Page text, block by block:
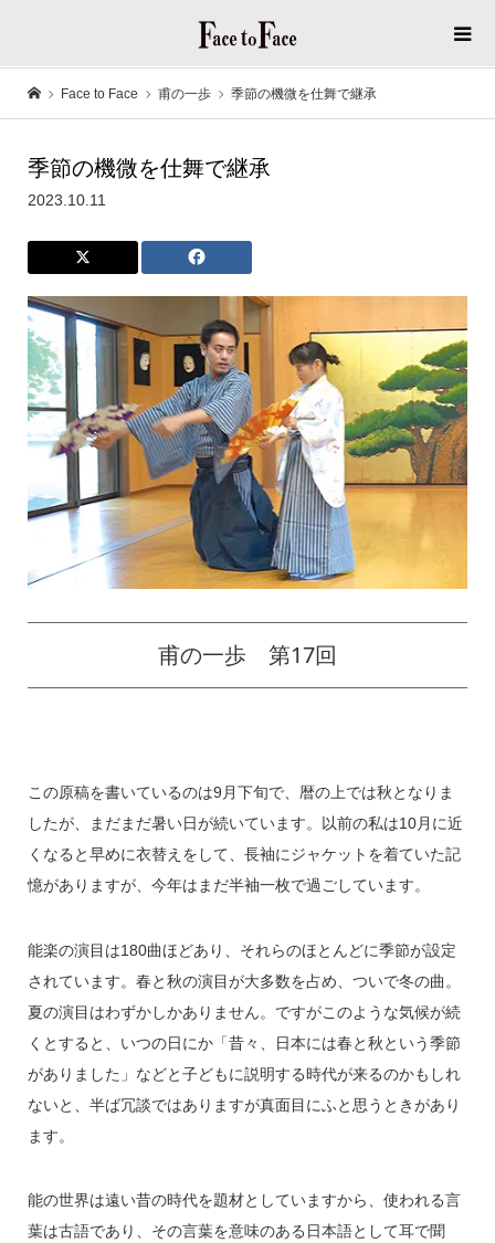
Face to Face 甫の一歩 季節の機微を仕舞で継承
季節の機微を仕舞で継承
2023.10.11
甫の一歩 第17回
この原稿を書いているのは9月下旬で、暦の上では秋となりま
したが、まだまだ暑い日が続いています。以前の私は10月に近
くなると早めに衣替えをして、長袖にジャケットを着ていた記
憶がありますが、今年はまだ半袖一枚で過ごしています。
能楽の演目は180曲ほどあり、それらのほとんどに季節が設定
されています。春と秋の演目が大多数を占め、ついで冬の曲。
夏の演目はわずかしかありません。ですがこのような気候が続
くとすると、いつの日にか「昔々、日本には春と秋という季節
がありました」などと子どもに説明する時代が来るのかもしれ
ないと、半ば冗談ではありますが真面目にふと思うときがあり
ます。
能の世界は遠い昔の時代を題材としていますから、使われる言
葉は古語であり、その言葉を意味のある日本語として耳で聞